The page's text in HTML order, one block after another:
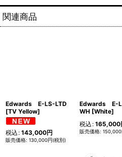
関連商品
Edwards E-LS-LTD
[TV Yellow]
130,000円(税別)
税込 : 143,000円
Edwards E-
WH [White]
150,000
税込 : 165,000